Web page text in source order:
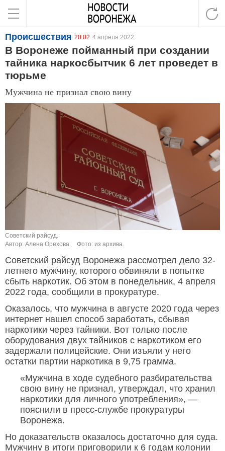
Происшествия 20:02 4 апреля 2022
В Воронеже пойманный при создании
тайника наркосбытчик 6 лет проведет в
тюрьме
Мужчина не признал свою вину
Советский райсуд.
Автор: Алена Орехова.
Фото: из архива.
Советский райсуд Воронежа рассмотрел дело 32-
летнего мужчину, которого обвиняли в попытке
сбыть наркотик. Об этом в понедельник, 4 апреля
2022 года, сообщили в прокуратуре.
Оказалось, что мужчина в августе 2020 года через
интернет нашел способ заработать, сбывая
наркотики через тайники. Вот только после
оборудования двух тайников с наркотиком его
задержали полицейские. Они изъяли у него
остатки партии наркотика в 9,75 грамма.
«Мужчина в ходе судебного разбирательства
свою вину не признал, утверждал, что хранил
наркотики для личного употребления», —
пояснили в пресс-службе прокуратуры
Воронежа.
Но доказательств оказалось достаточно для суда.
Мужчину в итоги приговорили к 6 годам колонии